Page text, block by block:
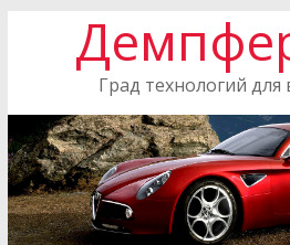
Град технологий